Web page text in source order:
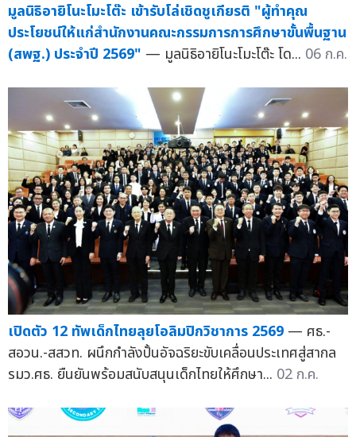
มูลนิธิอายิโนะโมะโต๊ะ เข้ารับโล่เชิดชูเกียรติ "ผู้ทำคุณ
ประโยชน์ให้แก่สำนักงานคณะกรรมการการศึกษาขั้นพื้นฐาน
(สพฐ.) ประจำปี 2569" — มูลนิธิอายิโนะโมะโต๊ะ โด... 06 ก.ค.
เปิดตัว 12 ทัพเด็กไทยลุยโอลิมปิกวิชาการ 2569 — ศธ.-
สอวน.-สสวท. ผนึกกำลังปั้นอัจฉริยะขับเคลื่อนประเทศสู่สากล
รมว.ศธ. ยืนยันพร้อมสนับสนุนเด็กไทยให้ศึกษา... 02 ก.ค.